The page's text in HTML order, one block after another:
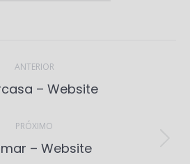
ANTERIOR
Previous
– Website
PRÓXIMO
Next
– Website